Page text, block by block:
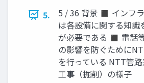
5.
5 / 36 背景 ◼ インフ
は各設備に関する知識
が必要である ◼ 電話
の影響を防ぐために
を行っている NTT管
工事（掘削）の様子